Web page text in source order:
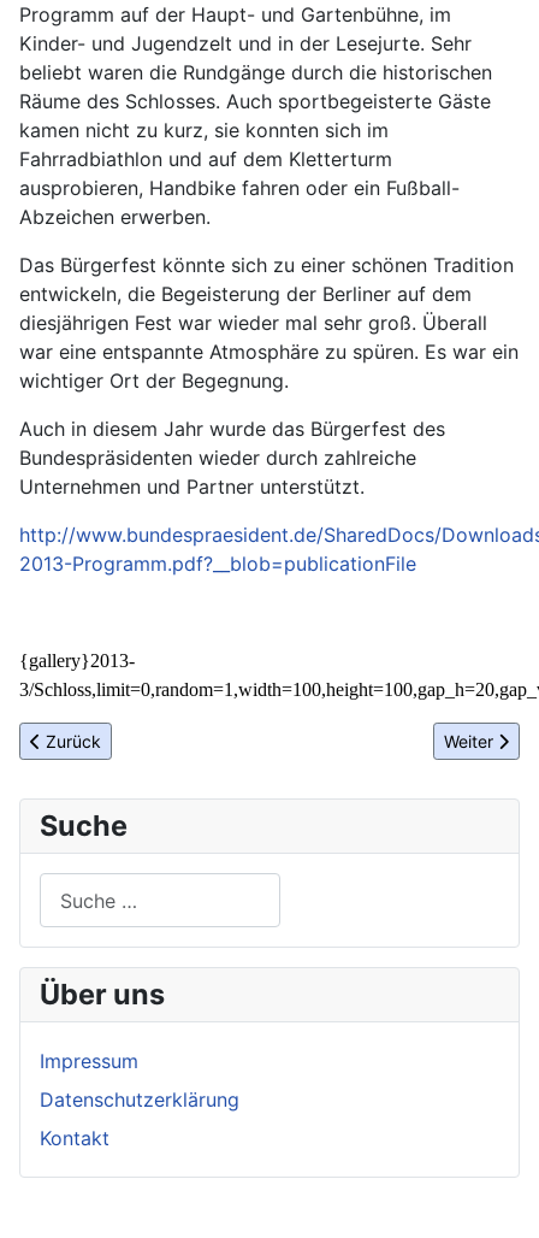
Programm auf der Haupt- und Gartenbühne, im
Kinder- und Jugendzelt und in der Lesejurte. Sehr
beliebt waren die Rundgänge durch die historischen
Räume des Schlosses. Auch sportbegeisterte Gäste
kamen nicht zu kurz, sie konnten sich im
Fahrradbiathlon und auf dem Kletterturm
ausprobieren, Handbike fahren oder ein Fußball-
Abzeichen erwerben.
Das Bürgerfest könnte sich zu einer schönen Tradition
entwickeln, die Begeisterung der Berliner auf dem
diesjährigen Fest war wieder mal sehr groß. Überall
war eine entspannte Atmosphäre zu spüren. Es war ein
wichtiger Ort der Begegnung.
Auch in diesem Jahr wurde das Bürgerfest des
Bundespräsidenten wieder durch zahlreiche
Unternehmen und Partner unterstützt.
http://www.bundespraesident.de/SharedDocs/
2013-Programm.pdf?__blob=publicationFile
{gallery}2013-
3/
Vorheriger Beitrag: Sommerfest der Berliner
Zurück Nächster
Weiter
Suche
Über uns
Impressum
Datenschutzerklärung
Kontakt